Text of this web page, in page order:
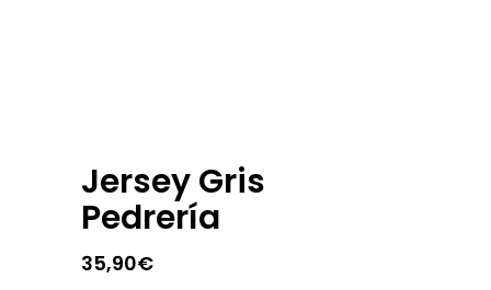
Jersey Gris
Pedrería
35,90€